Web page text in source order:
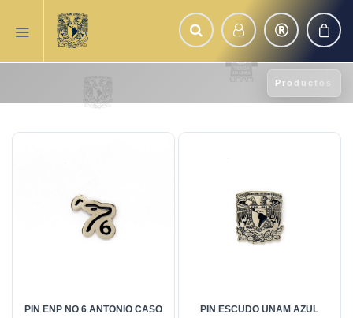
Productos
PIN ENP NO 6 ANTONIO CASO PIN ESCUDO UNAM AZUL